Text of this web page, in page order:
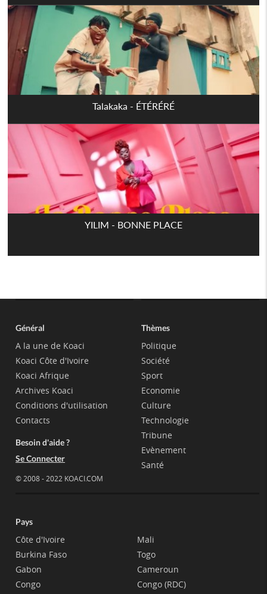
Talakaka - ÉTÉRÉRÉ
YILIM - BONNE PLACE
Général
A la une de Koaci
Koaci Côte d'Ivoire
Koaci Afrique
Archives Koaci
Conditions d'utilisation
Contacts
Besoin d'aide ?
Se Connecter
© 2008 - 2022 KOACI.COM
Thèmes
Politique
Société
Sport
Economie
Culture
Technologie
Tribune
Evènement
Santé
Pays
Côte d'Ivoire
Burkina Faso
Gabon
Congo
Mali
Togo
Cameroun
Congo (RDC)